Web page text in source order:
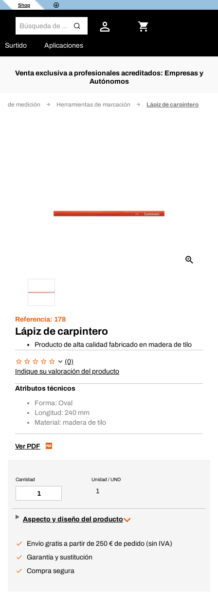
Shop
Surtido Aplicaciones
Venta exclusiva a profesionales acreditados: Empresas y
Autónomos
de medición Herramientas de marcación Lápiz de carpintero
Referencia: 178
Lápiz de carpintero
Producto de alta calidad fabricado en madera de tilo
(0)
Indique su valoración del producto
Atributos técnicos
Forma: Oval
Longitud: 240 mm
Material: madera de tilo
Ver PDF
Unidad / UND
1
Cantidad
Aspecto y diseño del producto
Envío gratis a partir de 250 € de pedido (sin IVA)
Garantía y sustitución
Compra segura